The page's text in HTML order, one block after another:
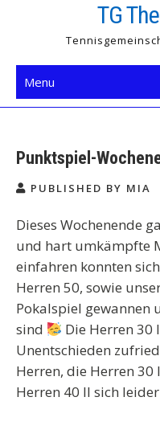
TG
Menu
Punktspiel-
PUBLISHED BY MIA
Dieses Wochenende
und hart umkämpfte
einfahren konnten
Herren 50, sowie
Pokalspiel gewannen
sind
Die Herren 30
Unentschieden
Herren, die Herren 30
Herren 40 II sich